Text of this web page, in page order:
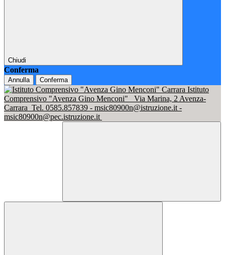
Chiudi
Conferma
Annulla Conferma
Istituto
Comprensivo "Avenza Gino Menconi"
Via Marina, 2 Avenza-
Carrara Tel. 0585.857839 - msic80900n@istruzione.it -
msic80900n@pec.istruzione.it